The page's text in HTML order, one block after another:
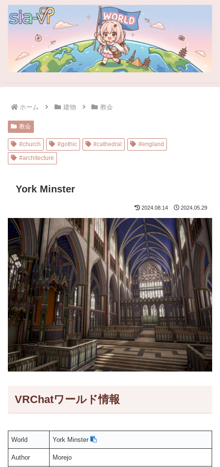
ホーム 建物 教会
教会
#church #gothic #cathedral
#england
#architecture
York Minster
2024.08.14 2024.05.29
VRChatワールド情報
World York Minster
Author Morejo